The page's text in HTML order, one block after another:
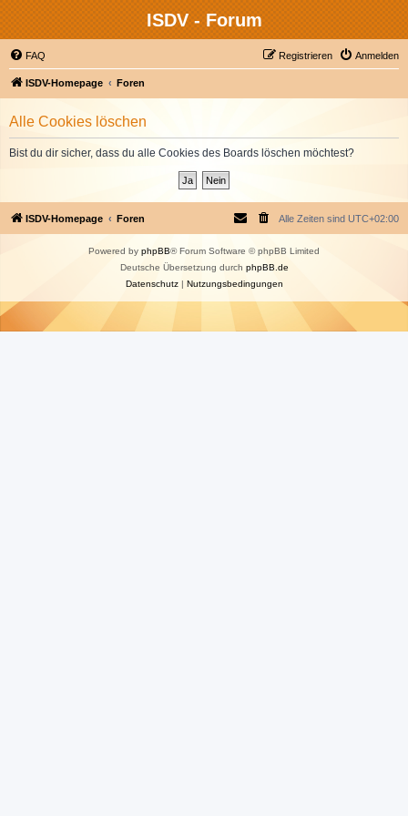
ISDV - Forum
FAQ Anmelden
Registrieren
ISDV-Homepage Foren
Alle Cookies löschen
Bist du dir sicher, dass du alle Cookies des Boards löschen möchtest?
ISDV-Homepage Foren Alle Zeiten sind UTC+02:00
Powered by phpBB® Forum Software © phpBB Limited
Deutsche Übersetzung durch phpBB.de
Datenschutz| Nutzungsbedingungen